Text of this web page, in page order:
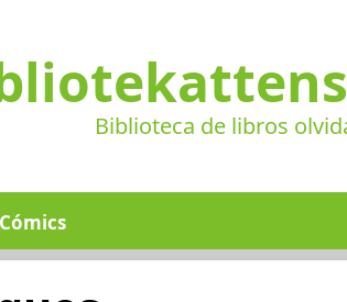
Biblioteca de libros
Cómics